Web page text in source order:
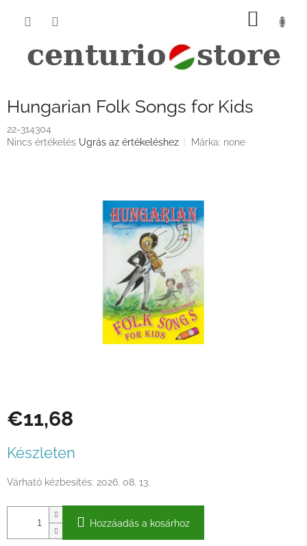
KOSÁR
Hungarian Folk Songs for Kids
22-314304
A
Nincs értékelés Ugrás az értékeléshez Márka: none
€11,68
Készleten
Várható kézbesítés: 2026. 08. 13.
Hozzáadás a kosárhoz